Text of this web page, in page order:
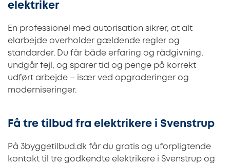
elektriker
En professionel med autorisation sikrer, at alt
elarbejde overholder gældende regler og
standarder. Du får både erfaring og rådgivning,
undgår fejl, og sparer tid og penge på korrekt
udført arbejde – især ved opgraderinger og
moderniseringer.
Få tre tilbud fra elektrikere i Svenstrup
På 3byggetilbud.dk får du gratis og uforpligtende
kontakt til tre godkendte elektrikere i Svenstrup og